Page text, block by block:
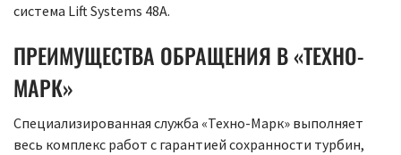
система Lift Systems 48A.
ПРЕИМУЩЕСТВА ОБРАЩЕНИЯ В «ТЕХНО-
МАРК»
Специализированная служба «Техно-Марк» выполняет
весь комплекс работ с гарантией сохранности турбин,